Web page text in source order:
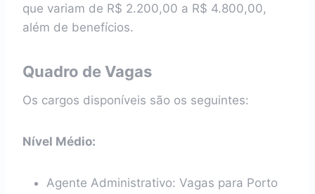
que variam de R$ 2.200,00 a R$ 4.800,00,
além de benefícios.
Quadro de Vagas
Os cargos disponíveis são os seguintes:
Nível Médio:
Agente Administrativo: Vagas para Porto